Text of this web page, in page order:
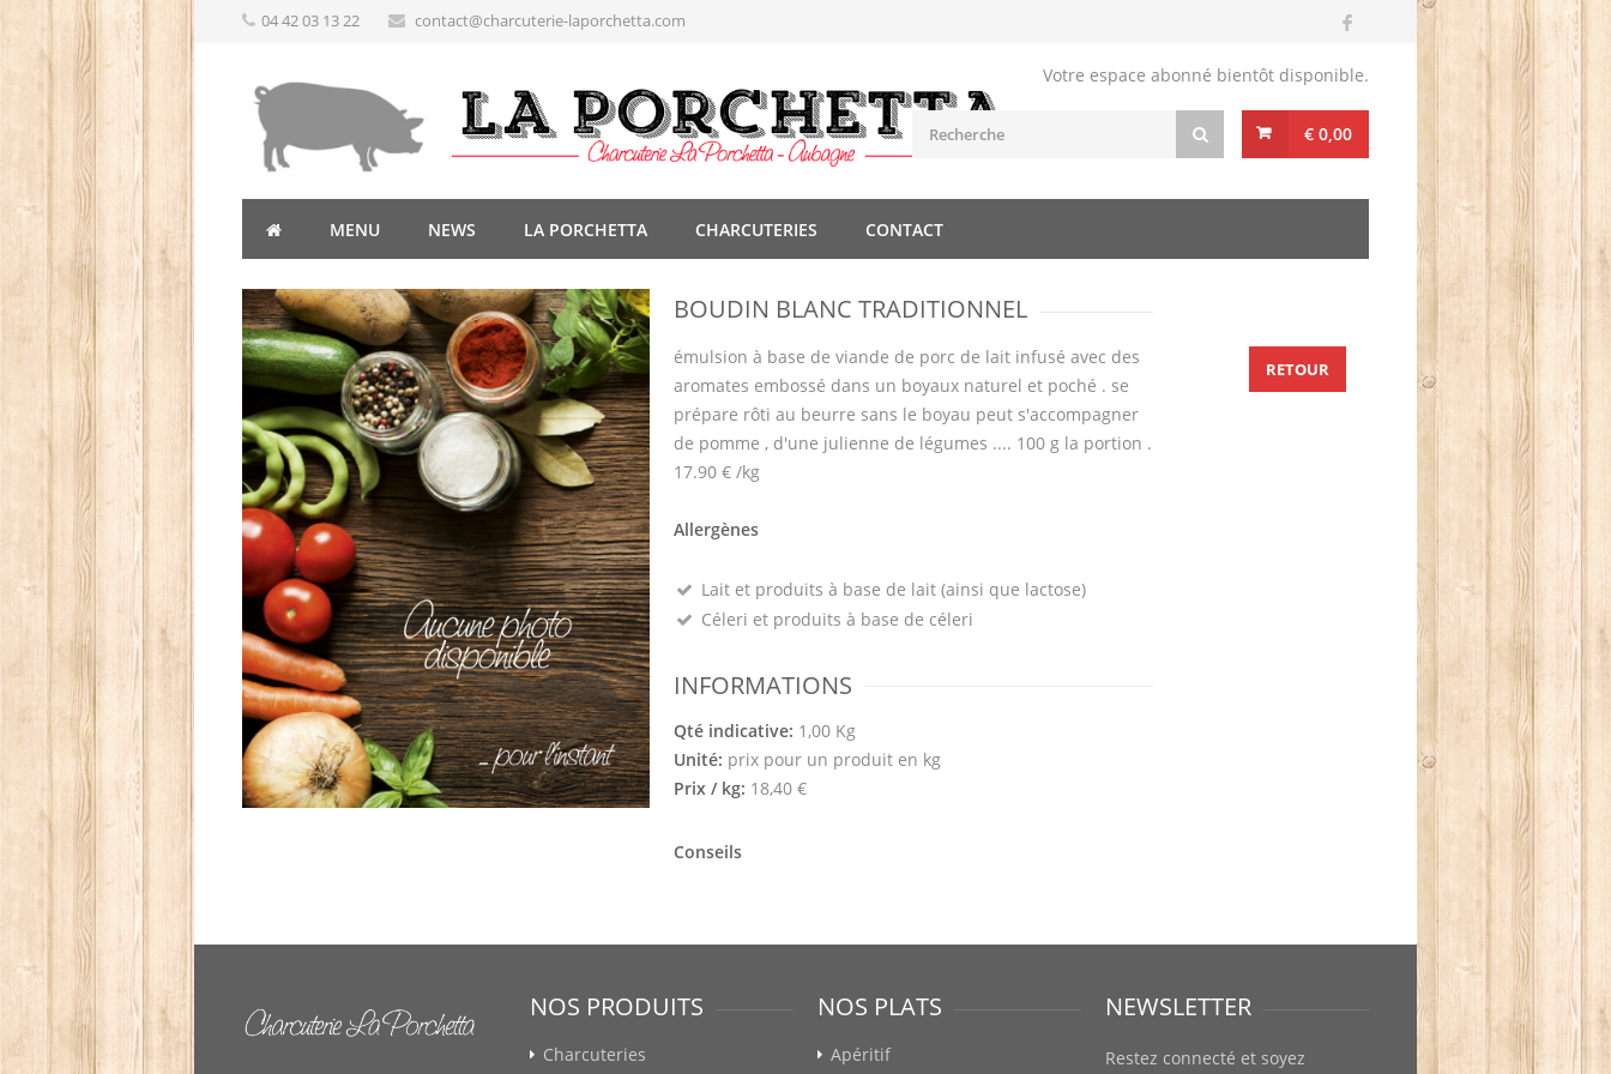
04 42 03 13 22 contact@charcuterie-laporchetta.com
Votre espace abonné bientôt disponible.
€ 0,00
MENU NEWS LA PORCHETTA CHARCUTERIES CONTACT
BOUDIN BLANC TRADITIONNEL
émulsion à base de viande de porc de lait infusé avec des
aromates embossé dans un boyaux naturel et poché . se
prépare rôti au beurre sans le boyau peut s'accompagner
de pomme , d'une julienne de légumes .... 100 g la portion .
17.90 € /kg
Allergènes
Lait et produits à base de lait (ainsi que lactose)
Céleri et produits à base de céleri
INFORMATIONS
Qté indicative: 1,00 Kg
Unité: prix pour un produit en kg
Prix / kg: 18,40 €
Conseils
RETOUR
NOS PRODUITS
Charcuteries
NOS PLATS
Apéritif
NEWSLETTER
Restez connecté et soyez